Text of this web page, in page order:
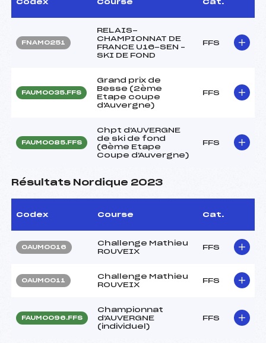
Codex Course Cat.
FNAM0251
RELAIS-
CHAMPIONNAT DE
FRANCE U16-SEN –
SKI DE FOND
FFS
FAUM0035.FFS
Grand prix de
Besse (2ème
Etape coupe
d'Auvergne)
FFS
FAUM0085.FFS
Chpt d'AUVERGNE
de ski de fond
(6ème Etape
Coupe d'Auvergne)
FFS
Résultats Nordique 2023
Codex Course Cat.
OAUM0016
Challenge Mathieu
ROUVEIX
FFS
OAUM0011
Challenge Mathieu
ROUVEIX
FFS
FAUM0096.FFS
Championnat
d'AUVERGNE
(individuel)
FFS